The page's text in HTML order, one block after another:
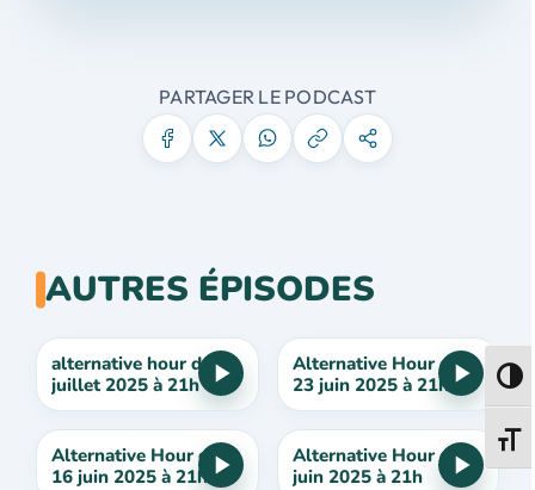
PARTAGER LE PODCAST
AUTRES ÉPISODES
alternative hour du 14
juillet 2025 à 21h
Alternative Hour du
23 juin 2025 à 21h
Alternative Hour du
16 juin 2025 à 21h
Alternative Hour du 9
juin 2025 à 21h